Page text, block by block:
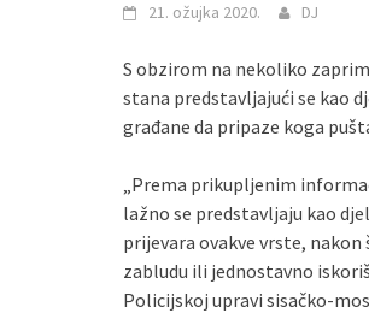
21. ožujka 2020. DJ
S obzirom na nekoliko
stana predstavljajući se kao
građane da pripaze koga
„Prema prikupljenim
lažno se predstavljaju kao
prijevara ovakve vrste,
zabludu ili jednostavno
Policijskoj upravi sisačko-